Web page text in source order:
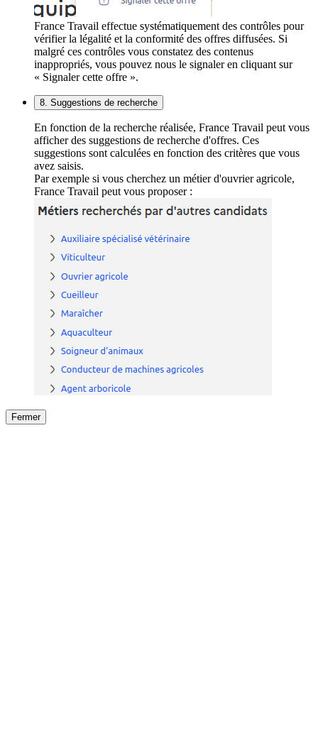
France Travail effectue systématiquement des contrôles pour
vérifier la légalité et la conformité des offres diffusées. Si
malgré ces contrôles vous constatez des contenus
inappropriés, vous pouvez nous le signaler en cliquant sur
« Signaler cette offre ».
8. Suggestions de recherche
En fonction de la recherche réalisée, France Travail peut vous
afficher des suggestions de recherche d'offres. Ces
suggestions sont calculées en fonction des critères que vous
avez saisis.
Par exemple si vous cherchez un métier d'ouvrier agricole,
France Travail peut vous proposer :
Fermer